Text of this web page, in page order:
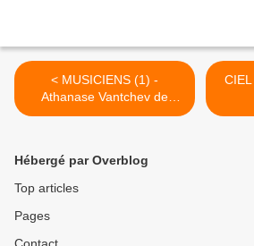
< MUSICIENS (1) -
Athanase Vantchev de
Thracy
Hébergé par Overblog
Top articles
Pages